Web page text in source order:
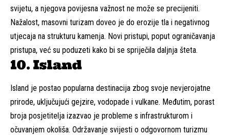
svijetu, a njegova povijesna važnost ne može se precijeniti.
Nažalost, masovni turizam doveo je do erozije tla i negativnog
utjecaja na strukturu kamenja. Novi pristupi, poput ograničavanja
pristupa, već su poduzeti kako bi se spriječila daljnja šteta.
10. Island
Island je postao popularna destinacija zbog svoje nevjerojatne
prirode, uključujući gejzire, vodopade i vulkane. Međutim, porast
broja posjetitelja izazvao je probleme s infrastrukturom i
očuvanjem okoliša. Održavanje svijesti o odgovornom turizmu